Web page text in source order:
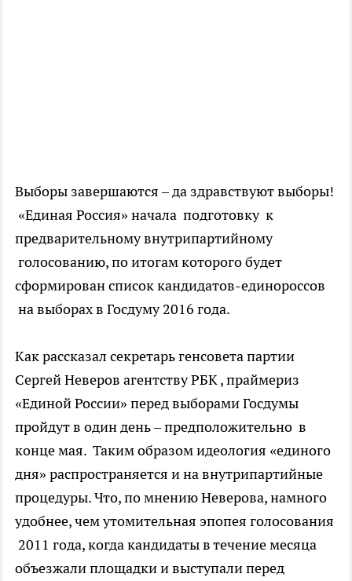
Выборы завершаются – да здравствуют выборы!
«Единая Россия» начала подготовку к
предварительному внутрипартийному
голосованию, по итогам которого будет
сформирован список кандидатов-единороссов
на выборах в Госдуму 2016 года.
Как рассказал секретарь генсовета партии
Сергей Неверов агентству РБК , праймериз
«Единой России» перед выборами Госдумы
пройдут в один день – предположительно в
конце мая. Таким образом идеология «единого
дня» распространяется и на внутрипартийные
процедуры. Что, по мнению Неверова, намного
удобнее, чем утомительная эпопея голосования
2011 года, когда кандидаты в течение месяца
объезжали площадки и выступали перед